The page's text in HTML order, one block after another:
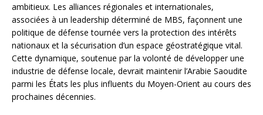
ambitieux. Les alliances régionales et internationales,
associées à un leadership déterminé de MBS, façonnent une
politique de défense tournée vers la protection des intérêts
nationaux et la sécurisation d’un espace géostratégique vital.
Cette dynamique, soutenue par la volonté de développer une
industrie de défense locale, devrait maintenir l’Arabie Saoudite
parmi les États les plus influents du Moyen-Orient au cours des
prochaines décennies.